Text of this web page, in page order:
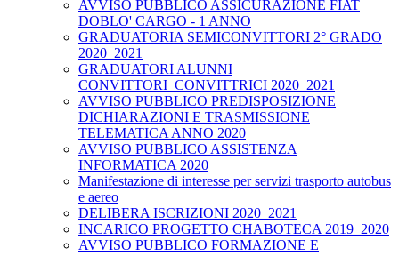
AVVISO PUBBLICO ASSICURAZIONE FIAT
DOBLO' CARGO - 1 ANNO
GRADUATORIA SEMICONVITTORI 2° GRADO
2020_2021
GRADUATORI ALUNNI
CONVITTORI_CONVITTRICI 2020_2021
AVVISO PUBBLICO PREDISPOSIZIONE
DICHIARAZIONI E TRASMISSIONE
TELEMATICA ANNO 2020
AVVISO PUBBLICO ASSISTENZA
INFORMATICA 2020
Manifestazione di interesse per servizi trasporto autobus
e aereo
DELIBERA ISCRIZIONI 2020_2021
INCARICO PROGETTO CHABOTECA 2019_2020
AVVISO PUBBLICO FORMAZIONE E